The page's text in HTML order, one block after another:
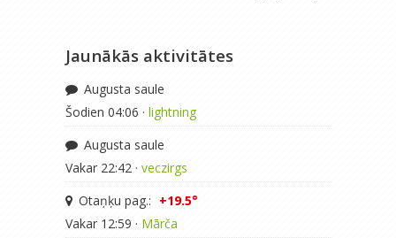
Jaunākās aktivitātes
Augusta saule
Šodien 04:06 · lightning
Augusta saule
Vakar 22:42 · veczirgs
Otaņķu pag.: +19.5°
Vakar 12:59 · Mārča